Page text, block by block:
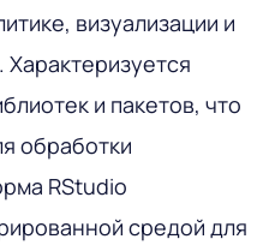
визуализации и
и пакетов, что
обработки
RStudio
средой для